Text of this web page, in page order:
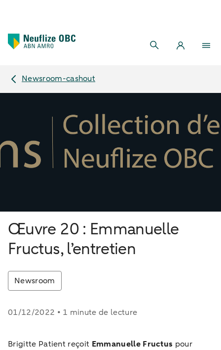
Newsroom-cashout
Œuvre 20 : Emmanuelle
Fructus, l’entretien
Newsroom
01/12/2022 • 1 minute de lecture
Brigitte Patient reçoit Emmanuelle Fructus pour